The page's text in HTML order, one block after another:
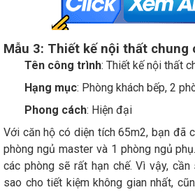
Mẫu 3: Thiết kế nội thất chung
Tên công trình: Thiết kế nội thất
Hạng mục: Phòng khách bếp, 2
Phong cách: Hiện đại
Với căn hộ có diện tích 65m2, bạn đã
phòng ngủ master và 1 phòng ngủ
các phòng sẽ rất hạn chế. Vì vậy,
sao cho tiết kiệm không gian nhất,